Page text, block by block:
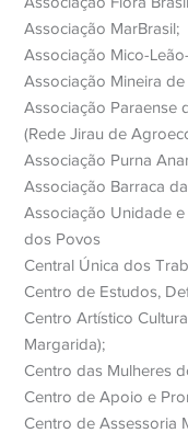
Associação MarBrasil;
Associação Mico-
Associação Mineira
Associação Paraense
(Rede Jirau de
Associação Purna
Associação Barraca
Associação Unidade
dos Povos
Central Única dos
Centro de Estudos,
Centro Artístico
Margarida);
Centro das Mulheres
Centro de Apoio e
Centro de Assessoria